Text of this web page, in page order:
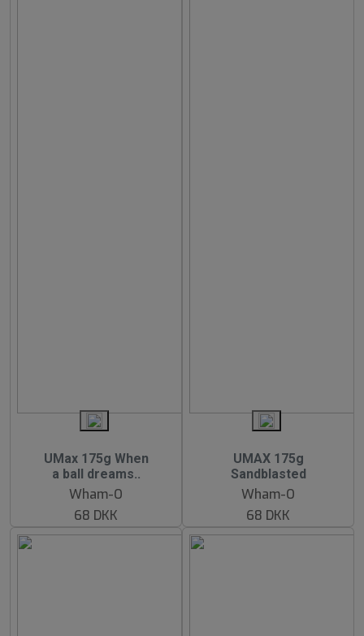
UMax 175g When
a ball dreams..
Wham-O
68 DKK
UMAX 175g
Sandblasted
Wham-O
68 DKK